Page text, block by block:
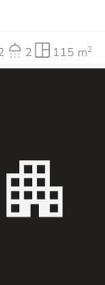
junto
2 115 m2